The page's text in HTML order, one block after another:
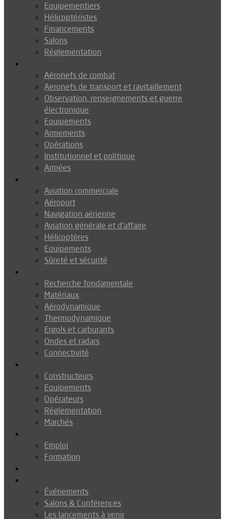
Equipementiers
Hélicoptéristes
Financements
Salons
Réglementation
Aéronefs de combat
Aeronefs de transport et ravitaillement
Observation, renseignements et guerre
électronique
Equipements
Armements
Opérations
Institutionnel et politique
Armées
Aviation commerciale
Aéroport
Navigation aérienne
Aviation générale et d’affaire
Hélicoptères
Equipements
Sûreté et sécurité
Recherche fondamentale
Matériaux
Aérodynamique
Thermodynamique
Ergols et carburants
Ondes et radars
Connectivité
Constructeurs
Equipements
Opérateurs
Réglementation
Marchés
Emploi
Formation
Événements
Salons & Conférences
Les lancements à venir